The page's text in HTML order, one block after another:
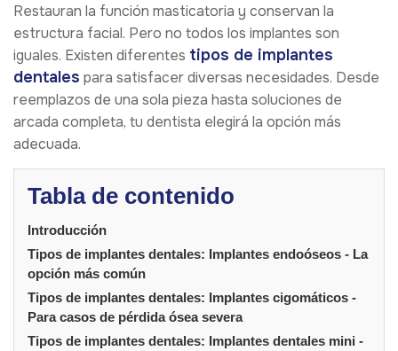
Restauran la función masticatoria y conservan la
estructura facial. Pero no todos los implantes son
iguales. Existen diferentes tipos de implantes
dentales para satisfacer diversas necesidades. Desde
reemplazos de una sola pieza hasta soluciones de
arcada completa, tu dentista elegirá la opción más
adecuada.
Tabla de contenido
Introducción
Tipos de implantes dentales: Implantes endoóseos - La
opción más común
Tipos de implantes dentales: Implantes cigomáticos -
Para casos de pérdida ósea severa
Tipos de implantes dentales: Implantes dentales mini -